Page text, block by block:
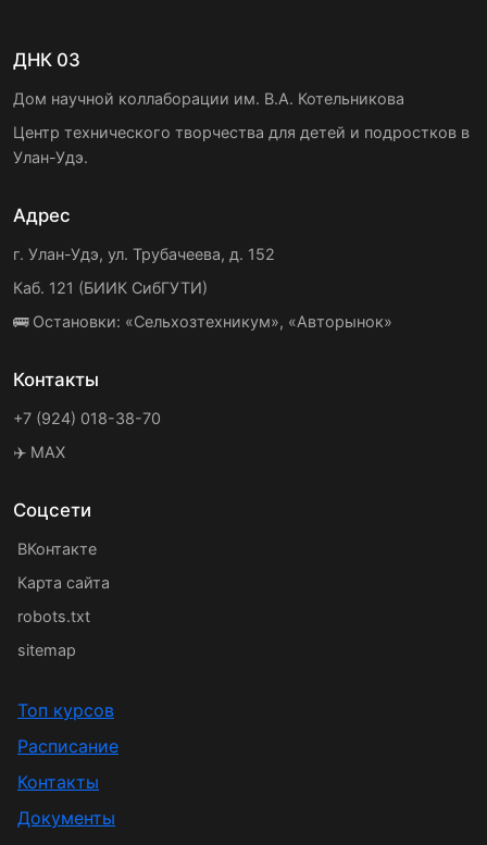
ДНК 03
Дом научной коллаборации им. В.А. Котельникова
Центр технического творчества для детей и подростков в
Улан-Удэ.
Адрес
г. Улан-Удэ, ул. Трубачеева, д. 152
Каб. 121 (БИИК СибГУТИ)
🚌 Остановки: «Сельхозтехникум», «Авторынок»
Контакты
+7 (924) 018-38-70
✈️ MAX
Соцсети
ВКонтакте
Карта сайта
robots.txt
sitemap
Топ курсов
Расписание
Контакты
Документы